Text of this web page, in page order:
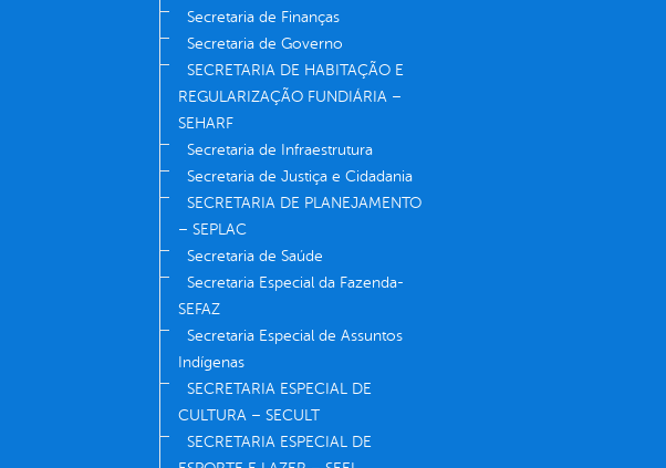
Secretaria de Finanças
Secretaria de Governo
SECRETARIA DE HABITAÇÃO E
REGULARIZAÇÃO FUNDIÁRIA –
SEHARF
Secretaria de Infraestrutura
Secretaria de Justiça e Cidadania
SECRETARIA DE PLANEJAMENTO
– SEPLAC
Secretaria de Saúde
Secretaria Especial da Fazenda-
SEFAZ
Secretaria Especial de Assuntos
Indígenas
SECRETARIA ESPECIAL DE
CULTURA – SECULT
SECRETARIA ESPECIAL DE